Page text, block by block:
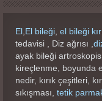
El El bileği el bileği
tedavisi , Diz ağrısı ,
ayak bileği
kireçlenme, boyunda
nedir, kırık çeşitleri,
sıkışması, tetik